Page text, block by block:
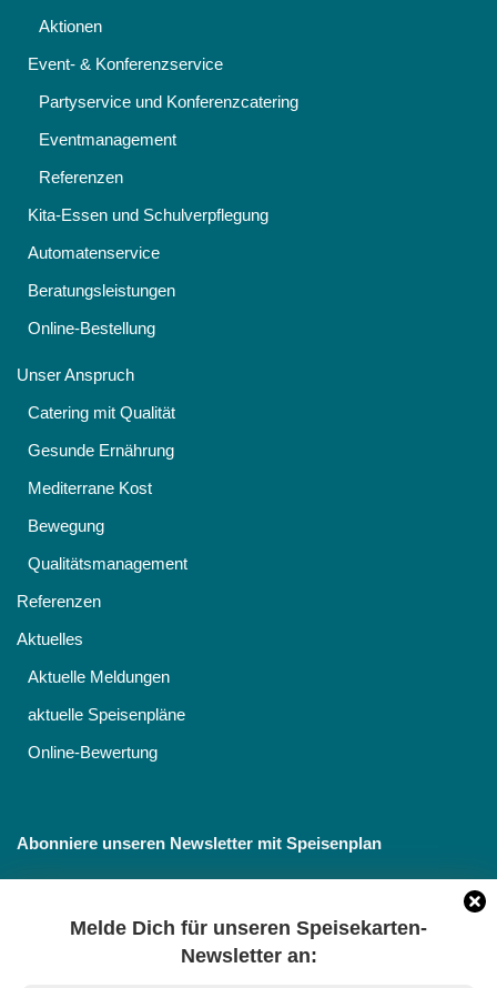
Melde Dich für unseren Speisekarten-
Newsletter an:
Aktionen
Event- & Konferenzservice
Partyservice und Konferenzcatering
Eventmanagement
Referenzen
Kita-Essen und Schulverpflegung
Automatenservice
Beratungsleistungen
Online-Bestellung
Unser Anspruch
Catering mit Qualität
Gesunde Ernährung
Mediterrane Kost
Bewegung
Qualitätsmanagement
Referenzen
Aktuelles
Aktuelle Meldungen
aktuelle Speisenpläne
Online-Bewertung
Abonniere unseren Newsletter mit Speisenplan